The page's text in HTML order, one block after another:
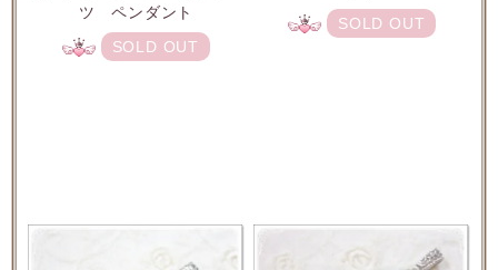
ツ ペンダント
SOLD OUT
SOLD OUT